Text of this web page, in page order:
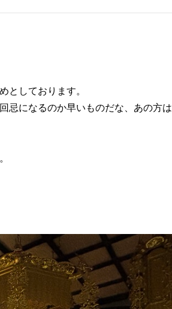
としております。
忌になるのか早いものだな、あの方は